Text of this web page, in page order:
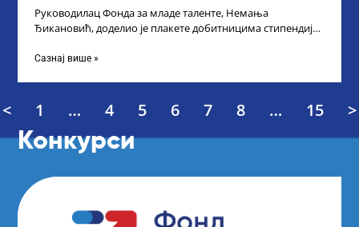
Руководилац Фонда за младе таленте, Немања
Ђикановић, доделио је плакете добитницима стипендије
Сазнај више »
< 1 … 4 5 6 7 8 … 15 >
Конкурси